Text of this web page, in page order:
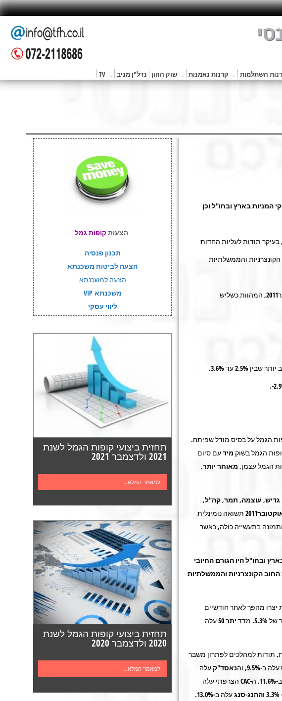
השתלמות קרנות נאמנות שוק ההון נדל"ן מניב TV
הצעותקופות גמל
תכנון פנסיה
הצעה לביטוח משכנתא
הצעה למשכנתא
משכנתא VIP
ליווי עסקי
תחזית ביצועי קופות הגמל לשנת
2021 ולדצמבר 2021
למאמר המלא...
תחזית ביצועי קופות הגמל לשנת
2020 ולדצמבר 2020
למאמר המלא...
בשוקי המניות בארץ ובחו"ל וכן
בעיקר תודות לעליות החדות
והממשלתיות
של קופות הגמל הגדולות באוקטובר2011, המהוות כשליש
עד 3.6%.
הגמל על בסיס מודל שפיתח.
הגמל בשוק מידעם סיום
הגמל עצמן, מאוחר יותר,
גדיש, עוצמה, תמר, קה"ל,
תשואה נומינלית
בתעשייה כולה, כאשר
ובחו"ל היו הגורם החיובי
הקונצרניות והממשלתיות
מהפך לאחר חודשיים
מדד יתר 50
עלה
תודות למהלכים לפתרון משבר
עלה ב-9.5%, וה נאסד"קעלה
ה- CAC הצרפתי עלה
וההנג-סנג
עלה ב-13.0%.